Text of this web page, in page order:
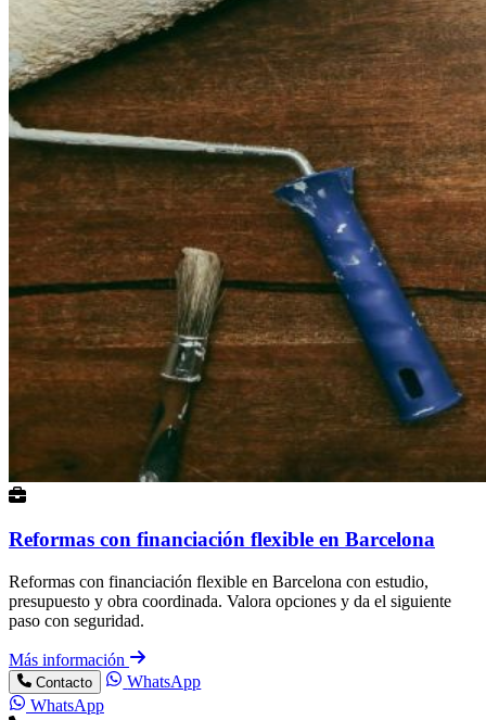
Reformas con financiación flexible en Barcelona
Reformas con financiación flexible en Barcelona con estudio,
presupuesto y obra coordinada. Valora opciones y da el siguiente
paso con seguridad.
Más información
Contacto
WhatsApp
WhatsApp